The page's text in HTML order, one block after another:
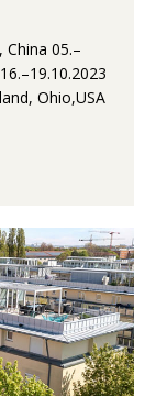
China 05.–
Ohio,USA